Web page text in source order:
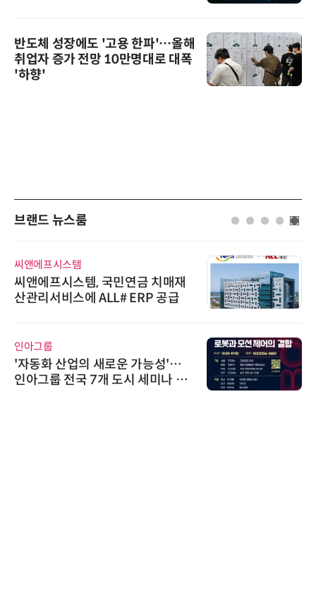
반도체 성장에도 '고용 한파'…올해
취업자 증가 전망 10만명대로 대폭
'하향'
브랜드 뉴스룸
씨앤에프시스템
씨앤에프시스템, 국민연금 치매재
산관리서비스에 ALL# ERP 공급
인아그룹
'자동화 산업의 새로운 가능성'…
인아그룹 전국 7개 도시 세미나 페